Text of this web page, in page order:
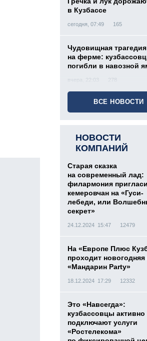
в Кузбассе
сегодня, 07:49 165
Чудовищная трагедия
на ферме:
погибли в навозной
вчера, 22:03 278
ВСЕ НОВОСТИ
НОВОСТИ
КОМПАНИЙ
Старая сказка
на современный лад:
филармония
кемеровчан на «Гуси-
лебеди, или
секрет»
24.12.2024 15:47 12479
На «Европе Плюс
проходит новогодняя
«Мандарин Party»
18.12.2024 17:29 12332
Это «Навсегда»:
кузбассовцы активно
подключают услуги
«Ростелекома»